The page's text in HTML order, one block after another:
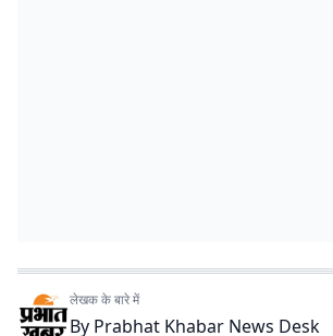
लेखक के बारे में
By Prabhat Khabar News Desk